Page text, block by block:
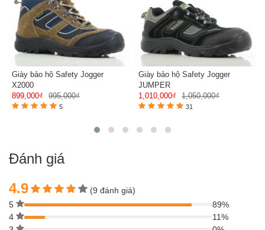
Giày bảo hộ Safety Jogger
X2000
899,000₫
995,000₫
5
Giày bảo hộ Safety Jogger
JUMPER
1,010,000₫
1,050,000₫
31
Đánh giá
4.9
(9 đánh giá)
5
89%
4
11%